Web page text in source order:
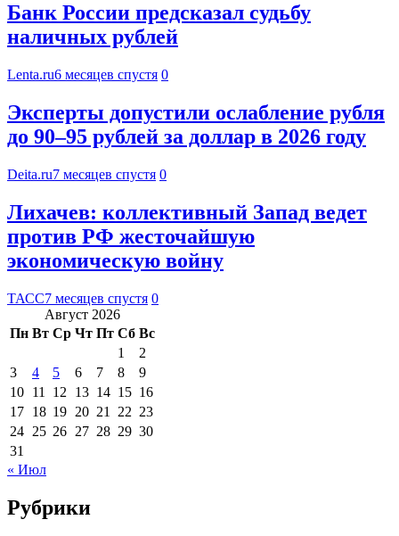
Банк России предсказал судьбу
наличных рублей
Lenta.ru6 месяцев спустя 0
Эксперты допустили ослабление рубля
до 90–95 рублей за доллар в 2026 году
Deita.ru7 месяцев спустя 0
Лихачев: коллективный Запад ведет
против РФ жесточайшую
экономическую войну
ТАСС7 месяцев спустя 0
Август 2026
Пн Вт Ср Чт Пт Сб Вс
1
2
3
4 5 6 7 8
9
10 11 12 13 14 15 16
17 18 19 20 21 22 23
24 25 26 27 28 29 30
31
« Июл
Рубрики